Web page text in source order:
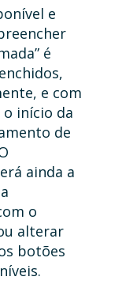
e
é
e com
início da
de
ainda a
o
alterar
botões